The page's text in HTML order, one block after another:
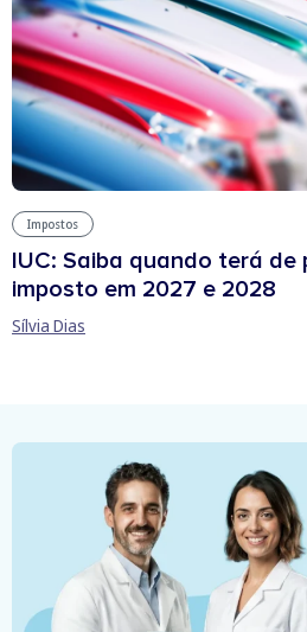
Impostos
IUC: Saiba quando terá de
imposto em 2027 e 2028
Sílvia Dias